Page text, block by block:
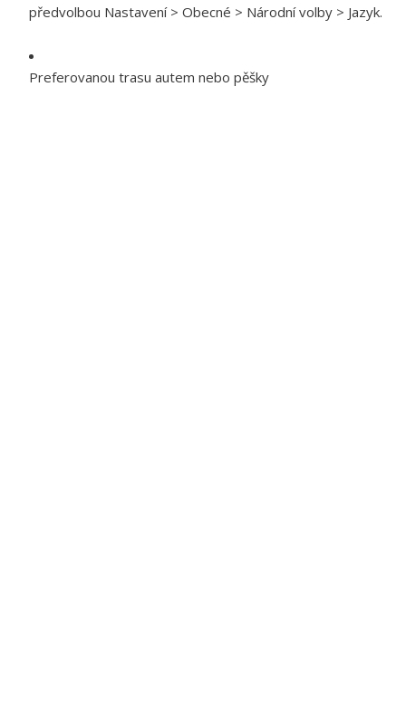
předvolbou Nastavení > Obecné > Národní volby > Jazyk.
Preferovanou trasu autem nebo pěšky